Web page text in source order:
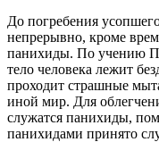
До погребения
непрерывно, кроме
панихиды. По учению
тело человека лежит
проходит страшные
иной мир. Для
служатся панихиды,
панихидами принято